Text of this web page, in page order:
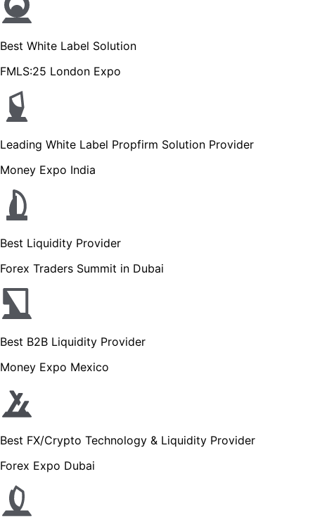
Best White Label Solution
FMLS:25 London Expo
Leading White Label Propfirm Solution Provider
Money Expo India
Best Liquidity Provider
Forex Traders Summit in Dubai
Best B2B Liquidity Provider
Money Expo Mexico
Best FX/Crypto Technology & Liquidity Provider
Forex Expo Dubai